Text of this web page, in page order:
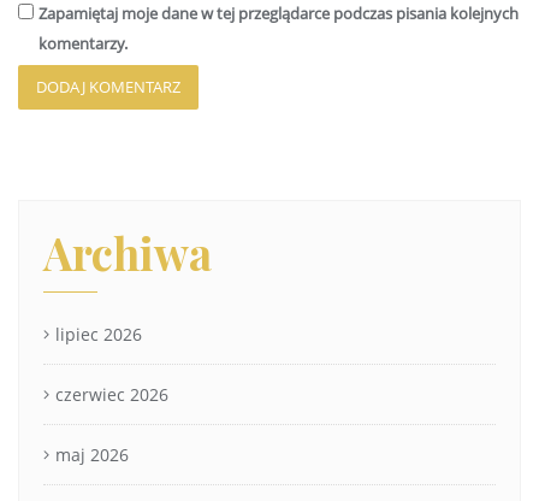
Zapamiętaj moje dane w tej przeglądarce podczas pisania kolejnych
komentarzy.
Archiwa
lipiec 2026
czerwiec 2026
maj 2026